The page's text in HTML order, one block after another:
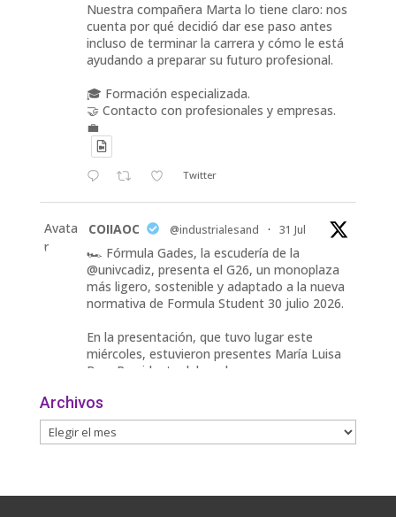
Nuestra compañera Marta lo tiene claro: nos
cuenta por qué decidió dar ese paso antes
incluso de terminar la carrera y cómo le está
ayudando a preparar su futuro profesional.
🎓 Formación especializada.
🤝 Contacto con profesionales y empresas.
💼
Twitter
Avata
r
COIIAOC @industrialesand · 31 Jul
🏎️ Fórmula Gades, la escudería de la
@univcadiz, presenta el G26, un monoplaza
más ligero, sostenible y adaptado a la nueva
normativa de Formula Student 30 julio 2026.
En la presentación, que tuvo lugar este
miércoles, estuvieron presentes María Luisa
Bea, Presidenta delegada
Twitter
📢ℹ️ El Gobierno acelera la electrificación
Archivos